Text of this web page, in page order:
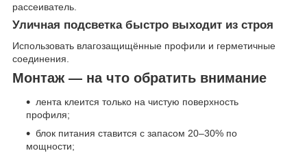
рассеиватель.
Уличная подсветка быстро выходит из строя
Использовать влагозащищённые профили и герметичные
соединения.
Монтаж — на что обратить внимание
лента клеится только на чистую поверхность
профиля;
блок питания ставится с запасом 20–30% по
мощности;